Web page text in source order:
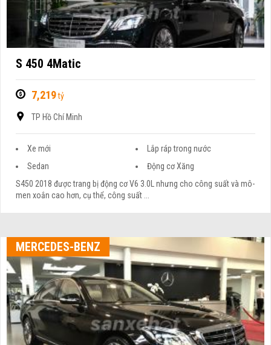
S 450 4Matic
7,219tỷ
TP Hồ Chí Minh
Xe mới
Lắp ráp trong nước
Sedan
Động cơ Xăng
S450 2018 được trang bị động cơ V6 3.0L nhưng cho công suất và mô-
men xoắn cao hơn, cụ thể, công suất ...
MERCEDES-BENZ